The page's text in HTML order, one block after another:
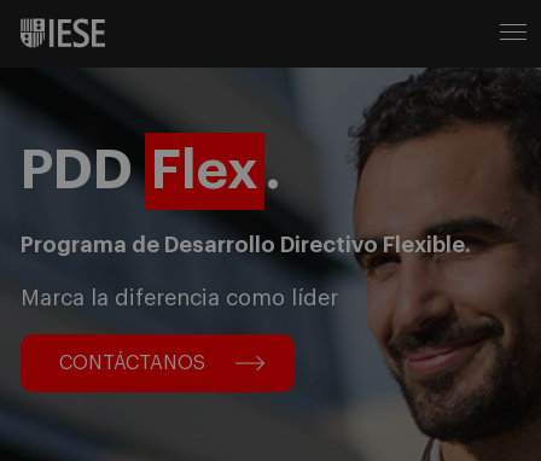
PDD Flex .
Programa de Desarrollo Directivo Flexible.
Marca la diferencia como líder
CONTÁCTANOS